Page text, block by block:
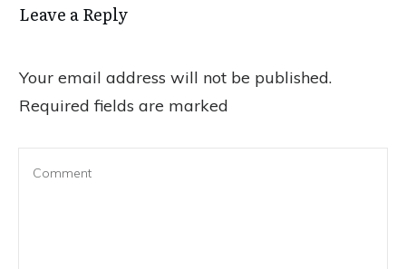
Leave a Reply
Your email address will not be published.
Required fields are marked